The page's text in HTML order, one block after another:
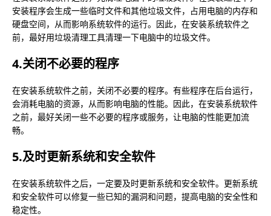
安装程序会生成一些临时文件和其他垃圾文件，占用电脑的内存和
硬盘空间，从而影响系统软件的运行。因此，在安装系统软件之
前，最好用垃圾清理工具清理一下电脑中的垃圾文件。
4.关闭不必要的程序
在安装系统软件之前，关闭不必要的程序。有些程序在后台运行，
会消耗电脑的资源，从而影响电脑的性能。因此，在安装系统软件
之前，最好关闭一些不必要的程序或服务，让电脑的性能更加流
畅。
5.及时更新系统和安全软件
在安装系统软件之后，一定要及时更新系统和安全软件。更新系统
和安全软件可以修复一些已知的漏洞和问题，提高电脑的安全性和
稳定性。